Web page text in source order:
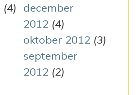
(4)
december
2012 (4)
oktober 2012 (3)
september
2012 (2)